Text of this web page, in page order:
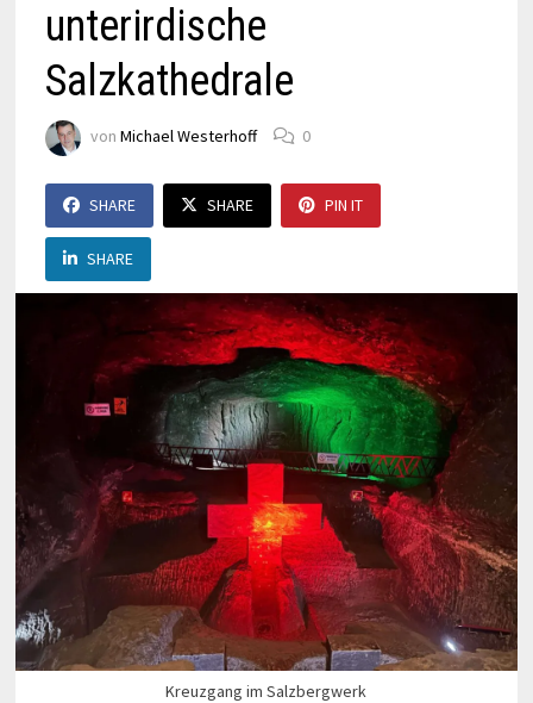
unterirdische
Salzkathedrale
von Michael Westerhoff 0
SHARE SHARE PIN IT
SHARE
Kreuzgang im Salzbergwerk